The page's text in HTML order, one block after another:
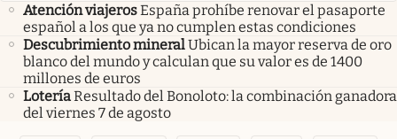
Atención viajerosEspaña prohíbe renovar el pasaporte
español a los que ya no cumplen estas condiciones
Descubrimiento mineralUbican la mayor reserva de oro
blanco del mundo y calculan que su valor es de 1400
millones de euros
LoteríaResultado del Bonoloto: la combinación ganadora
del viernes 7 de agosto